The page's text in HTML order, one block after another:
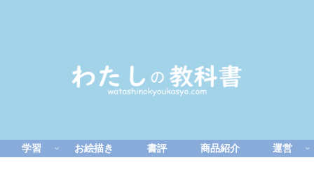
学習 お絵描き 書評 商品紹介 運営